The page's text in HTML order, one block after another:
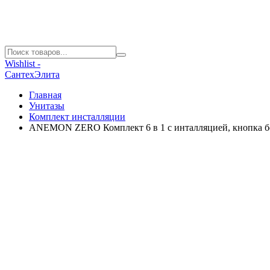
Wishlist -
СантехЭлита
Главная
Унитазы
Комплект инсталляции
ANEMON ZERO Комплект 6 в 1 с инталляцией, кнопка